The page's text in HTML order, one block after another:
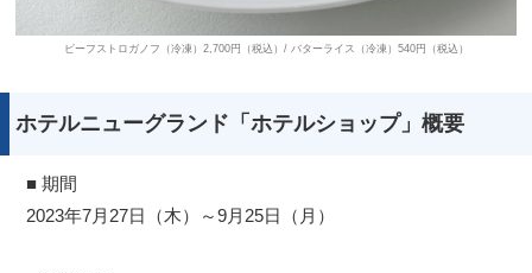
ビーフストロガノフ（冷凍）2,700円（税込）/ バターライス（冷凍）540円（税込）
ホテルニューグランド「ホテルショップ」概要
■ 期間
2023年7月27日（木）～9月25日（月）